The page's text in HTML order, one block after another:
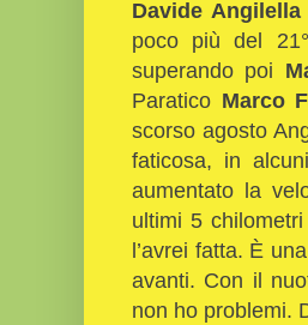
Davide Angilella
poco più del
superando poi
Paratico Marco
scorso agosto
faticosa, in
aumentato la
ultimi 5
l’avrei fatta. È
avanti. Con il
non ho problemi.